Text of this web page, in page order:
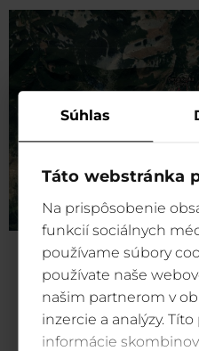
Súhlas
Táto webstránka
Na prispôsobenie
funkcií sociálnych
používame súbory
používate naše
našim partnerom v
inzercie a analýzy.
informácie
Ďalšie